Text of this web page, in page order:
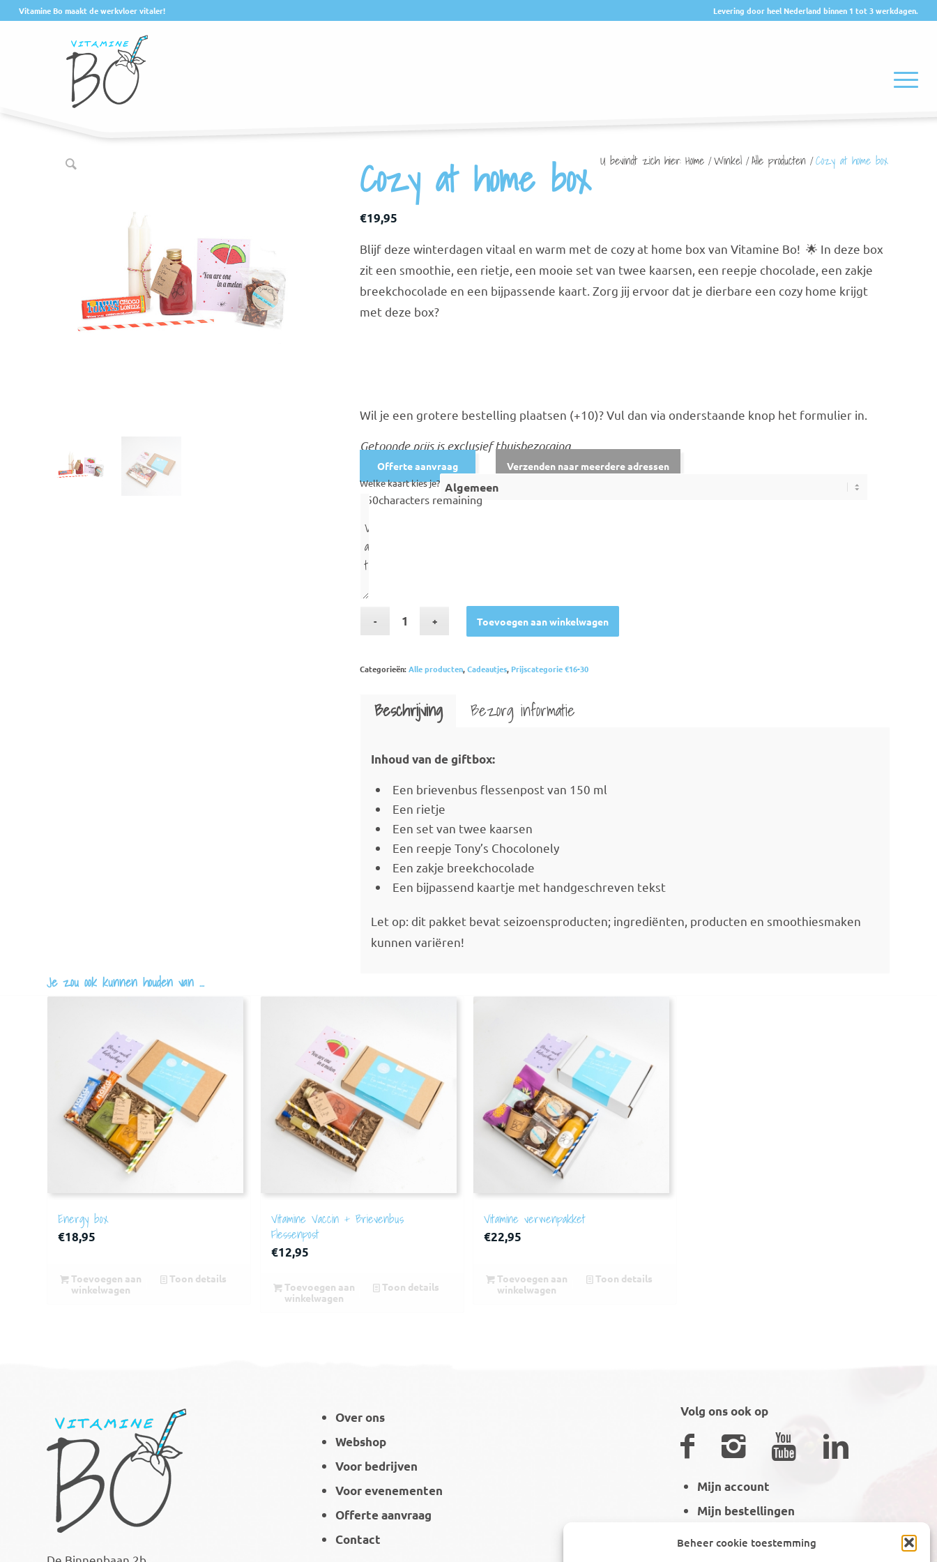
Beheer cookie toestemming
Vitamine Bo maakt de werkvloer vitaler! Levering door heel Nederland binnen 1 tot 3 werkdagen.
U bevindt zich hier: Home /Winkel /Alle producten /Cozy at home box
Cozy at home box
€19,95
Blijf deze winterdagen vitaal en warm met de cozy at home box van Vitamine Bo! 🌟 In deze box
zit een smoothie, een rietje, een mooie set van twee kaarsen, een reepje chocolade, een zakje
breekchocolade en een bijpassende kaart. Zorg jij ervoor dat je dierbare een cozy home krijgt
met deze box?
Wil je een grotere bestelling plaatsen (+10)? Vul dan via onderstaande knop het formulier in.
Getoonde prijs is exclusief thuisbezorging.
Offerte aanvraag Verzenden naar meerdere adressen
Welke kaart kies je?
250characters remaining
Toevoegen aan winkelwagen
Categorieën:Alle producten,Cadeautjes, Prijscategorie €16-30
Beschrijving Bezorg informatie
Inhoud van de giftbox:
Een brievenbus flessenpost van 150 ml
Een rietje
Een set van twee kaarsen
Een reepje Tony’s Chocolonely
Een zakje breekchocolade
Een bijpassend kaartje met handgeschreven tekst
Let op: dit pakket bevat seizoensproducten; ingrediënten, producten en smoothiesmaken
kunnen variëren!
Je zou ook kunnen houden van …
Energy box
€18,95
Toevoegen aan
winkelwagen
Toon details
Vitamine Vaccin + Brievenbus
Flessenpost
€12,95
Toevoegen aan
winkelwagen
Toon details
Vitamine verwenpakket
€22,95
Toevoegen aan
winkelwagen
Toon details
Over ons
Webshop
Voor bedrijven
Voor evenementen
Offerte aanvraag
Contact
Volg ons ook op
Mijn account
Mijn bestellingen